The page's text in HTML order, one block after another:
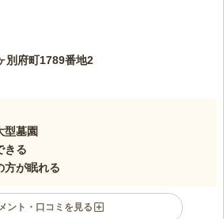
別府町1789番地2
型墓園
きる
方が眠れる
ント・口コミを見る